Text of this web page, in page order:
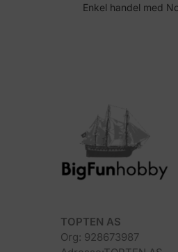
Enkel handel med
TOPTEN AS
Org: 928673987